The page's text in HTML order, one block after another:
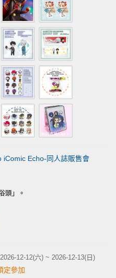
iComic Echo-同人誌販售會
頭」。
2026-12-12(六) ~ 2026-12-13(日)
定參加